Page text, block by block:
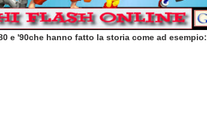
e '90che hanno fatto la storia come ad esempio: